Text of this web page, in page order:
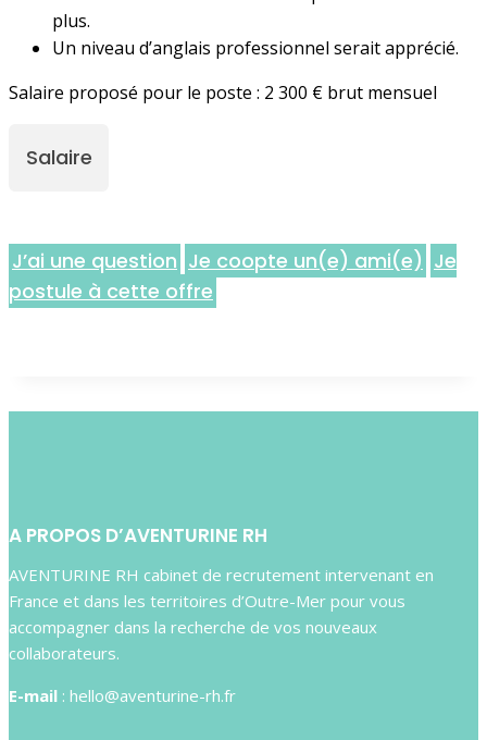
plus.
Un niveau d’anglais professionnel serait apprécié.
Salaire proposé pour le poste : 2 300 € brut mensuel
Salaire
J’ai une question Je coopte un(e) ami(e) Je
postule à cette offre
A PROPOS D’AVENTURINE RH
AVENTURINE RH cabinet de recrutement intervenant en
France et dans les territoires d’Outre-Mer pour vous
accompagner dans la recherche de vos nouveaux
collaborateurs.
E-mail : hello@aventurine-rh.fr